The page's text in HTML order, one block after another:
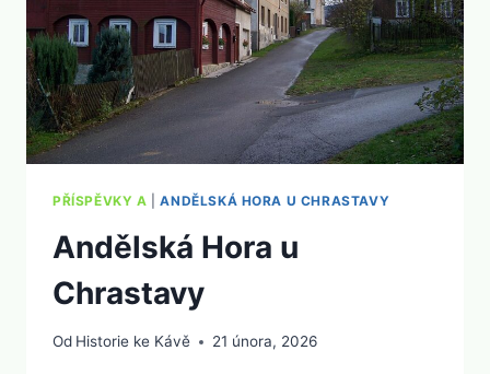
PŘÍSPĚVKY A |ANDĚLSKÁ HORA U CHRASTAVY
Andělská Hora u
Chrastavy
Od Historie ke Kávě 21 února, 2026